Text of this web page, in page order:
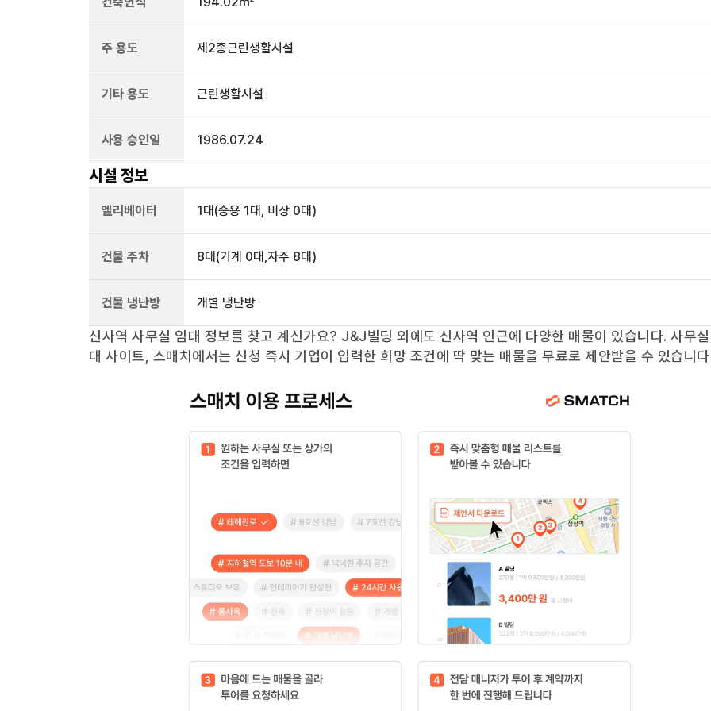
주 용도 제2종근린생활시설
기타 용도 근린생활시설
사용 승인일 1986.07.24
시설 정보
엘리베이터 1대 (승용 1대, 비상 0대)
건물 주차 8대 (기계 0대,자주 8대)
건물 냉난방 개별 냉난방
신사역 사무실 임대 정보를 찾고 계신가요? J&J빌딩 외에도 신사역 인근에 다양한 매물이 있습니다. 사무
대 사이트, 스매치에서는 신청 즉시 기업이 입력한 희망 조건에 딱 맞는 매물을 무료로 제안받을 수 있습니